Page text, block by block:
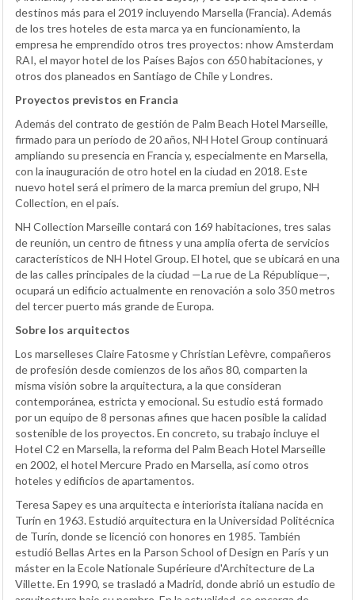
destinos más para el 2019 incluyendo Marsella (Francia). Además
de los tres hoteles de esta marca ya en funcionamiento, la
empresa he emprendido otros tres proyectos: nhow Amsterdam
RAI, el mayor hotel de los Países Bajos con 650 habitaciones, y
otros dos planeados en Santiago de Chile y Londres.
Proyectos previstos en Francia
Además del contrato de gestión de Palm Beach Hotel Marseille,
firmado para un período de 20 años, NH Hotel Group continuará
ampliando su presencia en Francia y, especialmente en Marsella,
con la inauguración de otro hotel en la ciudad en 2018. Este
nuevo hotel será el primero de la marca premiun del grupo, NH
Collection, en el país.
NH Collection Marseille contará con 169 habitaciones, tres salas
de reunión, un centro de fitness y una amplia oferta de servicios
característicos de NH Hotel Group. El hotel, que se ubicará en una
de las calles principales de la ciudad —La rue de La République—,
ocupará un edificio actualmente en renovación a solo 350 metros
del tercer puerto más grande de Europa.
Sobre los arquitectos
Los marselleses Claire Fatosme y Christian Lefèvre, compañeros
de profesión desde comienzos de los años 80, comparten la
misma visión sobre la arquitectura, a la que consideran
contemporánea, estricta y emocional. Su estudio está formado
por un equipo de 8 personas afines que hacen posible la calidad
sostenible de los proyectos. En concreto, su trabajo incluye el
Hotel C2 en Marsella, la reforma del Palm Beach Hotel Marseille
en 2002, el hotel Mercure Prado en Marsella, así como otros
hoteles y edificios de apartamentos.
Teresa Sapey es una arquitecta e interiorista italiana nacida en
Turín en 1963. Estudió arquitectura en la Universidad Politécnica
de Turín, donde se licenció con honores en 1985. También
estudió Bellas Artes en la Parson School of Design en París y un
máster en la Ecole Nationale Supérieure d'Architecture de La
Villette. En 1990, se trasladó a Madrid, donde abrió un estudio de